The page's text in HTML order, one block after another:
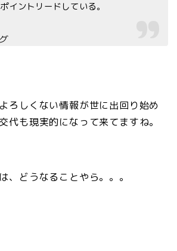
イントリードしている。
ろしくない情報が世に出回り始め
代も現実的になって来てますね。
、どうなることやら。。。